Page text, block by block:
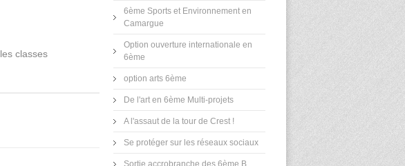
classes
6ème Sports et Environnement en
Camargue
Option ouverture internationale en
6ème
option arts 6ème
De l'art en 6ème Multi-projets
A l'assaut de la tour de Crest !
Se protéger sur les réseaux sociaux
Sortie accrobranche des 6ème B